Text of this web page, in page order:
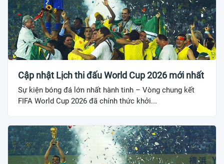
Cập nhật Lịch thi đấu World Cup 2026 mới nhất
Sự kiện bóng đá lớn nhất hành tinh – Vòng chung kết
FIFA World Cup 2026 đã chính thức khởi...